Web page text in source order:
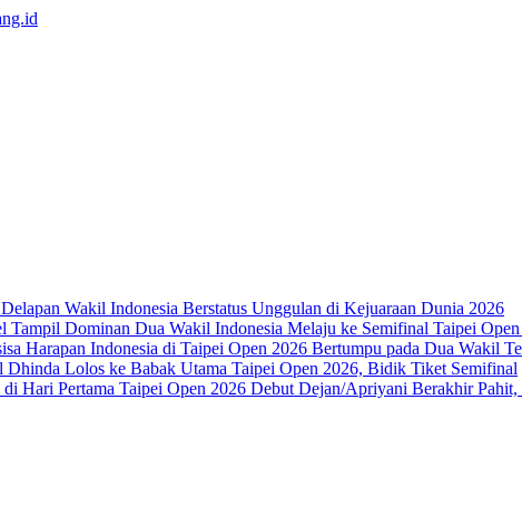
Delapan Wakil Indonesia Berstatus Unggulan di Kejuaraan Dunia 2026
Dua Wakil Indonesia Melaju ke Semifinal Taipei
Harapan Indonesia di Taipei Open 2026 Bertumpu pada Dua Wakil
Dhinda Lolos ke Babak Utama Taipei Open 2026, Bidik Tiket Semifinal
Debut Dejan/Apriyani Berakhir Pahit,